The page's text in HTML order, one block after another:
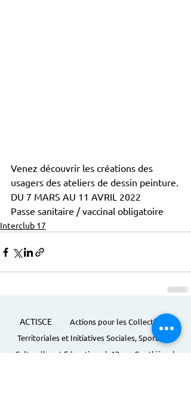
Venez découvrir les créations des
usagers des ateliers de dessin peinture.
DU 7 MARS AU 11 AVRIL 2022
Passe sanitaire / vaccinal obligatoire
Interclub 17
ACTISCE
Actions pour les Collectivités
Territoriales et Initiatives Sociales, Sportives,
Culturelles et Educatives | 12 rue Gouthière |